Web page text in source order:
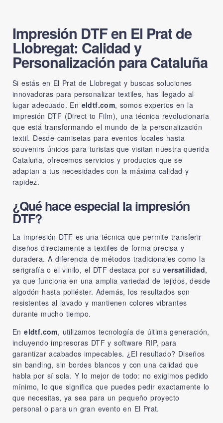
Impresión DTF en El Prat de
Llobregat: Calidad y
Personalización para Cataluña
Si estás en El Prat de Llobregat y buscas soluciones
innovadoras para personalizar textiles, has llegado al
lugar adecuado. En eldtf.com, somos expertos en la
impresión DTF (Direct to Film), una técnica revolucionaria
que está transformando el mundo de la personalización
textil. Desde camisetas para eventos locales hasta
souvenirs únicos para turistas que visitan nuestra querida
Cataluña, ofrecemos servicios y productos que se
adaptan a tus necesidades con la máxima calidad y
rapidez.
¿Qué hace especial la impresión
DTF?
La impresión DTF es una técnica que permite transferir
diseños directamente a textiles de forma precisa y
duradera. A diferencia de métodos tradicionales como la
serigrafía o el vinilo, el DTF destaca por suversatilidad,
ya que funciona en una amplia variedad de tejidos, desde
algodón hasta poliéster. Además, los resultados son
resistentes al lavado y mantienen colores vibrantes
durante mucho tiempo.
Eneldtf.com, utilizamos tecnología de última generación,
incluyendo impresoras DTF y software RIP, para
garantizar acabados impecables. ¿El resultado? Diseños
sin banding, sin bordes blancos y con una calidad que
habla por sí sola. Y lo mejor de todo: no exigimos pedido
mínimo, lo que significa que puedes pedir exactamente lo
que necesitas, ya sea para un pequeño proyecto
personal o para un gran evento en El Prat.